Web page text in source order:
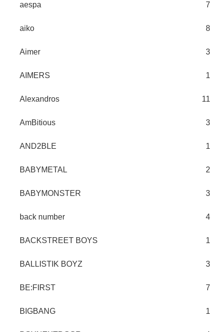
aespa 7
aiko 8
Aimer 3
AIMERS 1
Alexandros 11
AmBitious 3
AND2BLE 1
BABYMETAL 2
BABYMONSTER 3
back number 4
BACKSTREET BOYS 1
BALLISTIK BOYZ 3
BE:FIRST 7
BIGBANG 1